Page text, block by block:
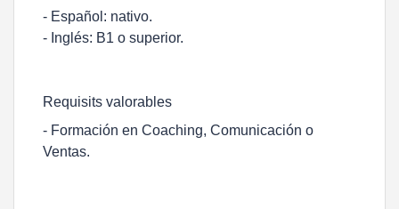
- Español: nativo.
- Inglés: B1 o superior.
Requisits valorables
- Formación en Coaching, Comunicación o
Ventas.